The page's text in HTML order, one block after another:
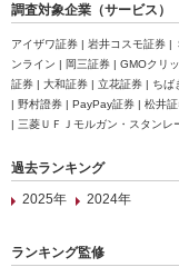
調査対象企業（サービス）
アイザワ証券 | 岩井コスモ証券 |
ンライン | 岡三証券 | GMOクリ
証券 | 大和証券 | 立花証券 | ち
| 野村證券 | PayPay証券 | 松井
| 三菱ＵＦＪモルガン・スタン
過去ランキング
2025年
2024年
ランキング監修